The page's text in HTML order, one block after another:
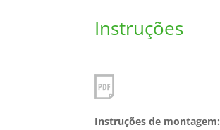
Instruções
Instruções de montagem: